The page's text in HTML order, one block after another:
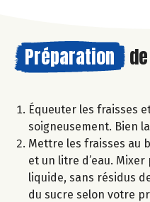
Préparation
Équeuter les fraisses
soigneusement. Bien
Mettre les fraisses au
et un litre d’eau.
liquide, sans résidus
du sucre selon votre